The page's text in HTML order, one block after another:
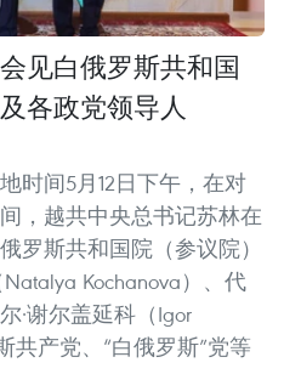
见白俄罗斯共和国
各政党领导人
时间5月12日下午，在对
，越共中央总书记苏林在
罗斯共和国院（参议院）
Kochanova）、代
·谢尔盖延科（Igor
共产党、“白俄罗斯”党等